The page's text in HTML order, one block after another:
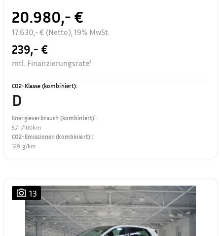
20.980,- €
17.630,- € (Netto), 19% MwSt.
239,- €
mtl. Finanzierungsrate²
CO2-Klasse (kombiniert):
D
Energieverbrauch (kombiniert)¹:
5,7 l/100km
CO2-Emissionen (kombiniert)¹:
129 g/km
13